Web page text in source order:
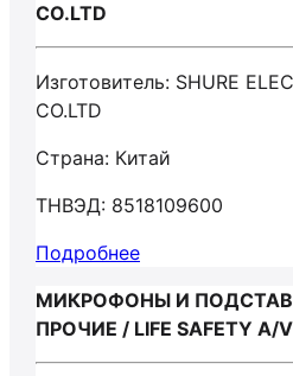
CO.LTD
Изготовитель: SHURE
CO.LTD
Страна: Китай
ТНВЭД: 8518109600
Подробнее
МИКРОФОНЫ И
ПРОЧИЕ / LIFE SAFETY A/